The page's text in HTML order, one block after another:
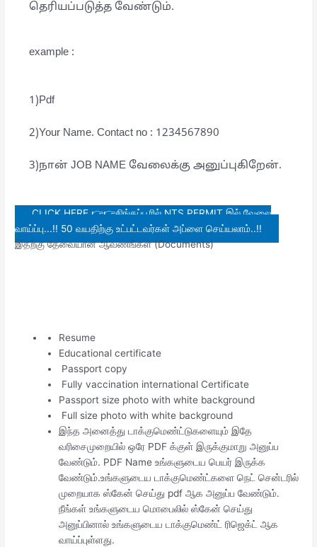
தெரியப்படுத்த வேண்டும்.
example :
1)Pdf
2)Your Name. Contact no : 1234567890
3)நான் JOB NAME வேலைக்கு அனுப்புகிறேன்.
CLICK HERE 👉👉சிங்கப்பூரில் NTS PERMIT இல் வேலை
வாய்ப்பு...!! 50 வயதிற்கு உட்பட்டவர்கள் அப்ளை செய்யலாம்..!!
இதற்கு தேவையான ஆவணங்கள் (Documents)
Resume
Educational certificate
Passport copy
Fully vaccination international Certificate
Passport size photo with white background
Full size photo with white background
இந்த அனைத்து டாக்குமெண்ட்டுகளையும் இதே
வரிசைமுறையில் ஒரே PDF க்குள் இருக்குமாறு அனுப்ப
வேண்டும். PDF Name உங்களுடைய பெயர் இருக்க
வேண்டும்.உங்களுடைய டாக்குமெண்ட்களை நெட் சென்டரில்
முறையாக ஸ்கேன் செய்து pdf ஆக அனுப்ப வேண்டும்.
நீங்கள் உங்களுடைய மொபைலில் ஸ்கேன் செய்து
அனுப்பினால் உங்களுடைய டாக்குமெண்ட் ரிஜெக்ட் ஆக
வாய்ப்புள்ளது.